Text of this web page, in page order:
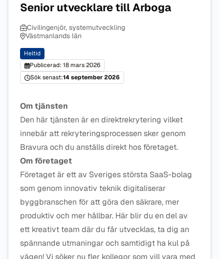
Senior utvecklare till Arboga
Civilingenjör, systemutveckling
Västmanlands län
Heltid
Publicerad: 18 mars 2026
Sök senast:14 september 2026
Om tjänsten
Den här tjänsten är en direktrekrytering vilket
innebär att rekryteringsprocessen sker genom
Bravura och du anställs direkt hos företaget.
Om företaget
Företaget är ett av Sveriges största SaaS-bolag
som genom innovativ teknik digitaliserar
byggbranschen för att göra den säkrare, mer
produktiv och mer hållbar. Här blir du en del av
ett kreativt team där du får utvecklas, ta dig an
spännande utmaningar och samtidigt ha kul på
vägen! Vi söker nu fler kollegor som vill vara med